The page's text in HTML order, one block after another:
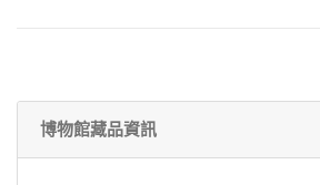
博物館藏品資訊